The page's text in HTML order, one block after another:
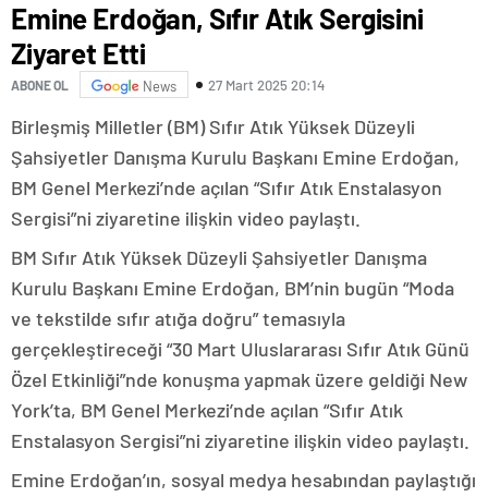
Emine Erdoğan, Sıfır Atık Sergisini
Ziyaret Etti
ABONE OL News 27 Mart 2025 20:14
Birleşmiş Milletler (BM) Sıfır Atık Yüksek Düzeyli
Şahsiyetler Danışma Kurulu Başkanı Emine Erdoğan,
BM Genel Merkezi’nde açılan “Sıfır Atık Enstalasyon
Sergisi”ni ziyaretine ilişkin video paylaştı.
BM Sıfır Atık Yüksek Düzeyli Şahsiyetler Danışma
Kurulu Başkanı Emine Erdoğan, BM’nin bugün “Moda
ve tekstilde sıfır atığa doğru” temasıyla
gerçekleştireceği “30 Mart Uluslararası Sıfır Atık Günü
Özel Etkinliği”nde konuşma yapmak üzere geldiği New
York’ta, BM Genel Merkezi’nde açılan “Sıfır Atık
Enstalasyon Sergisi”ni ziyaretine ilişkin video paylaştı.
Emine Erdoğan’ın, sosyal medya hesabından paylaştığı